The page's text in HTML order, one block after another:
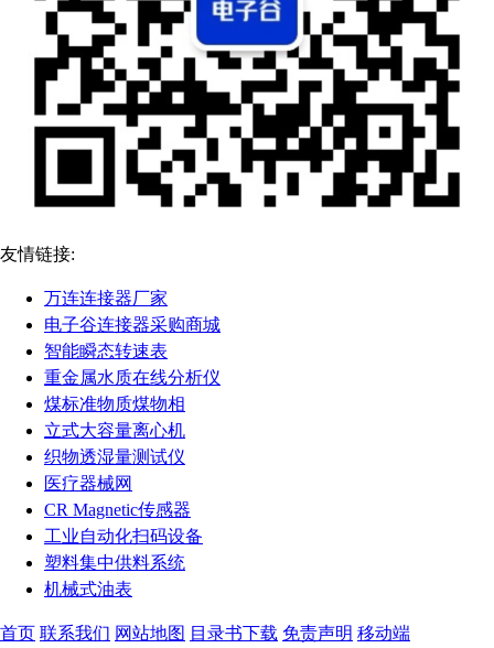
友情链接:
万连连接器厂家
电子谷连接器采购商城
智能瞬态转速表
重金属水质在线分析仪
煤标准物质煤物相
立式大容量离心机
织物透湿量测试仪
医疗器械网
CR Magnetic传感器
工业自动化扫码设备
塑料集中供料系统
机械式油表
首页 联系我们 网站地图 目录书下载 免责声明 移动端